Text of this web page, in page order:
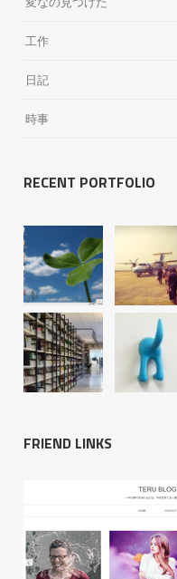
工作
日記
時事
RECENT PORTFOLIO
FRIEND LINKS